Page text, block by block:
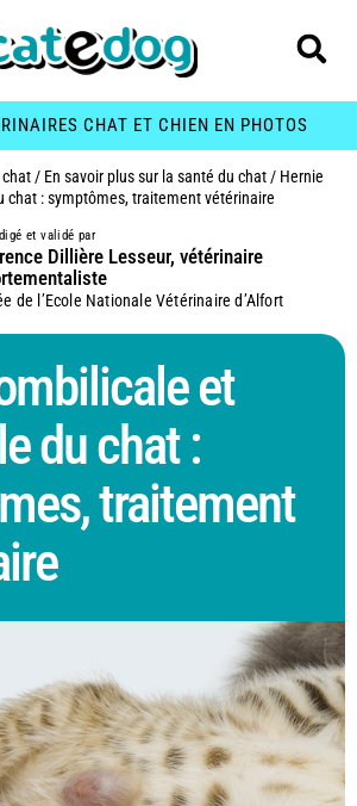
CHAT ET CHIEN EN PHOTOS
/ En savoir plus sur la santé du chat / Hernie
chat : symptômes, traitement vétérinaire
et validé par
Dillière Lesseur, vétérinaire
de l’Ecole Nationale Vétérinaire d’Alfort
et
du chat :
traitement